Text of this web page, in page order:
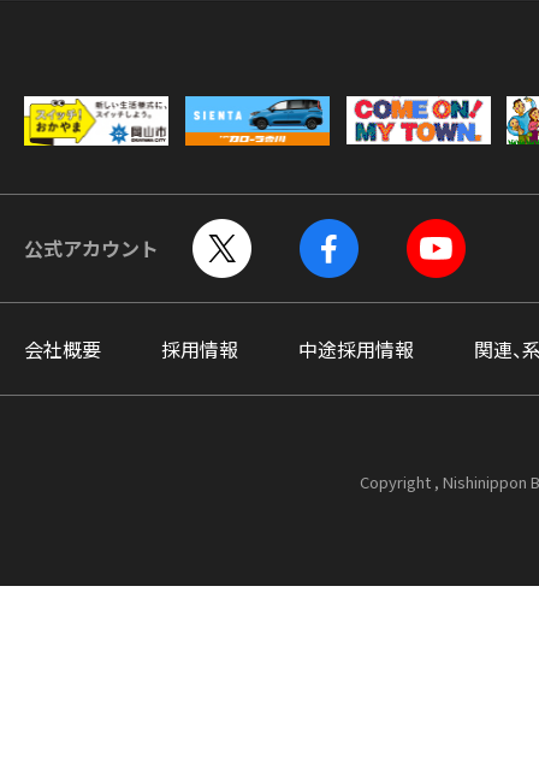
公式アカウント
会社概要 採用情報 中途採用情報 関連、
Copyright , Nishinippon